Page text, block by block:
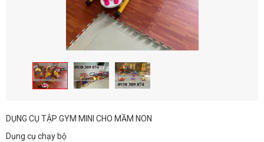
DỤNG CỤ TẬP GYM MINI CHO MẦM NON
Dụng cụ chạy bộ